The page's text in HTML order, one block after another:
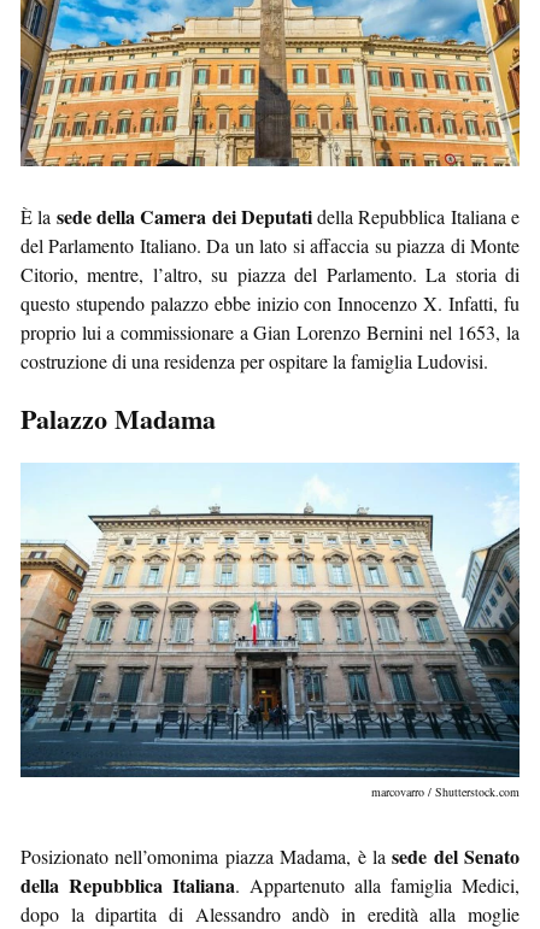
È la sede della Camera dei Deputatidella Repubblica Italiana e
del Parlamento Italiano. Da un lato si affaccia su piazza di Monte
Citorio, mentre, l’altro, su piazza del Parlamento. La storia di
questo stupendo palazzo ebbe inizio con Innocenzo X. Infatti, fu
proprio lui a commissionare a Gian Lorenzo Bernini nel 1653, la
costruzione di una residenza per ospitare la famiglia Ludovisi.
Palazzo Madama
marcovarro / Shutterstock.com
Posizionato nell’omonima piazza Madama, è lasede del Senato
della Repubblica Italiana. Appartenuto alla famiglia Medici,
dopo la dipartita di Alessandro andò in eredità alla moglie